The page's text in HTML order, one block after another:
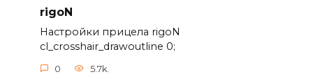
rigoN
Настройки прицела rigoN
cl_crosshair_drawoutline 0;
0 5.7k.